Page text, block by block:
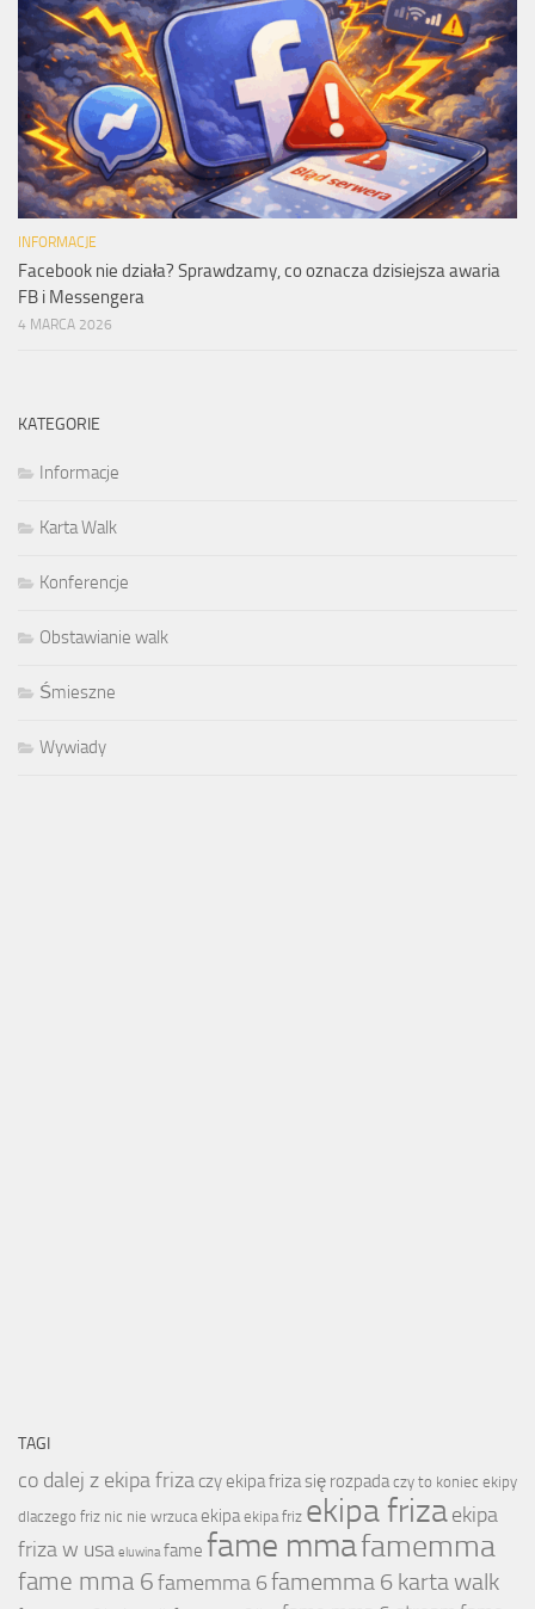
INFORMACJE
Facebook nie działa? Sprawdzamy, co oznacza dzisiejsza awaria
FB i Messengera
4 MARCA 2026
KATEGORIE
Informacje
Karta Walk
Konferencje
Obstawianie walk
Śmieszne
Wywiady
TAGI
co dalej z ekipa friza czy ekipa friza się rozpada czy to koniec ekipy
dlaczego friz nic nie wrzuca ekipa ekipa friz ekipa frizaekipa
friza w usa eluwina fame fame mmafamemma
fame mma 6famemma 6famemma 6 karta walk